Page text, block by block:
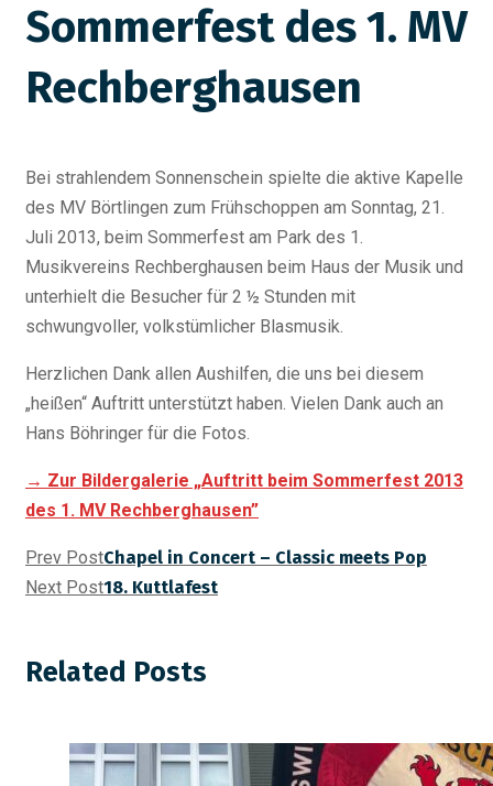
Sommerfest des 1. MV
Rechberghausen
Bei strahlendem Sonnenschein spielte die aktive Kapelle
des MV Börtlingen zum Frühschoppen am Sonntag, 21.
Juli 2013, beim Sommerfest am Park des 1.
Musikvereins Rechberghausen beim Haus der Musik und
unterhielt die Besucher für 2 ½ Stunden mit
schwungvoller, volkstümlicher Blasmusik.
Herzlichen Dank allen Aushilfen, die uns bei diesem
„heißen“ Auftritt unterstützt haben. Vielen Dank auch an
Hans Böhringer für die Fotos.
→ Zur Bildergalerie „Auftritt beim Sommerfest 2013
des 1. MV Rechberghausen”
Prev PostChapel in Concert – Classic meets Pop
Next Post18. Kuttlafest
Related Posts